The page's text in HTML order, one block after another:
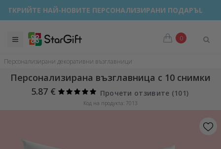
НАЙ-НОВИТЕ ПЕРСОНАЛИЗИРАНИ ПОДАРЪЦИ!
ЛЯТНА РАЗПРОДАЖБА 🌴 ДО -40% ОТСТЪПКА ЗА НАД
0
Персонализирани декоративни възглавници
Персонализирана възглавница с 10 снимки
5.87 €
Прочети отзивите (101)
Код на продукта: 7013